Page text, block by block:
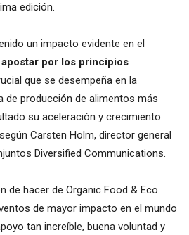
edición.
un impacto evidente en el
apostar por los principios
que se desempeña en la
de producción de alimentos más
su aceleración y crecimiento
Carsten Holm, director general
Diversified Communications.
de hacer de Organic Food & Eco
de mayor impacto en el mundo
tan increíble, buena voluntad y